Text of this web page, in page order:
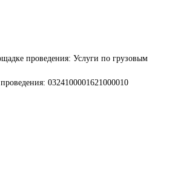
проведения: Услуги по грузовым
0324100001621000010